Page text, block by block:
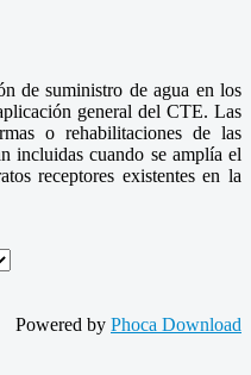
de suministro de agua en los
general del CTE. Las
o rehabilitaciones de las
incluidas cuando se amplía el
receptores existentes en la
Powered by Phoca Download